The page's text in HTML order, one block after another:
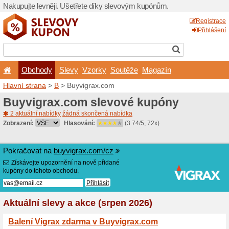
Nakupujte levněji.
Obchody Slevy
Hlavní strana > >